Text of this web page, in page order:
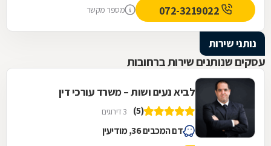
מספר מקשר
נותני שירות
עסקים שנותנים שירות ברחובות
לביא נעים ושות – משרד עורכי דין
(5) 3 דירוגים
דם המכבים 36, מודיעין